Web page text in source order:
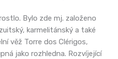
Bylo zde mj. založeno
karmelitánský a také
věž Torre dos Clérigos,
jako rozhledna. Rozvíjející